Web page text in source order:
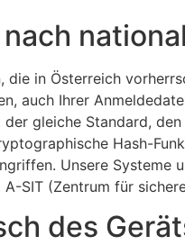
die in Österreich
auch Ihrer
gleiche Standard,
Hash-
Unsere Systeme
SIT (Zentrum für
des